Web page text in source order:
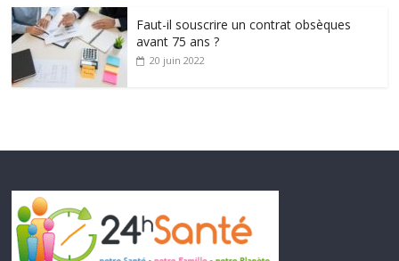
Faut-il souscrire un contrat obsèques
avant 75 ans ?
20 juin 2022